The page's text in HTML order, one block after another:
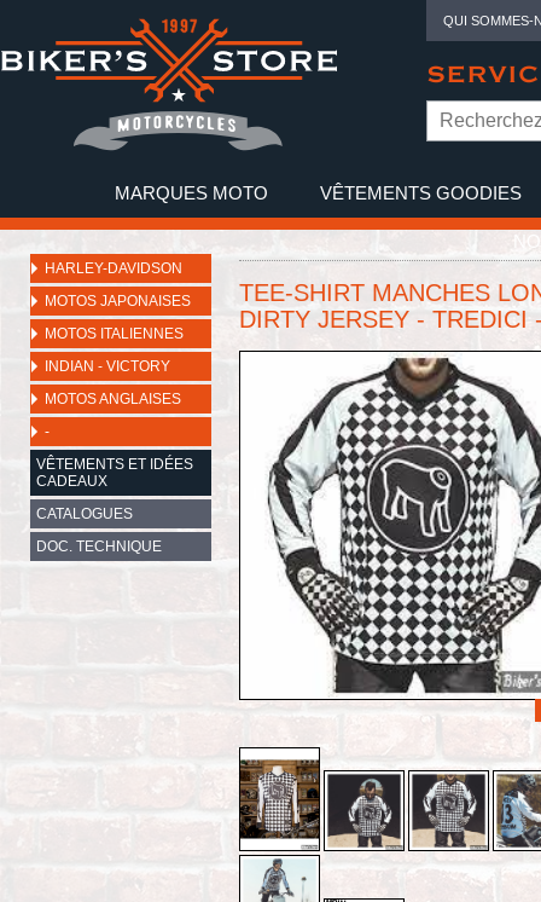
QUI SOMMES-
MARQUES MOTO VÊTEMENTS GOODIES
HARLEY-DAVIDSON
MOTOS JAPONAISES
MOTOS ITALIENNES
INDIAN - VICTORY
MOTOS ANGLAISES
-
VÊTEMENTS ET IDÉES
CADEAUX
CATALOGUES
DOC. TECHNIQUE
TEE-SHIRT MANCHES
DIRTY JERSEY - TREDICI